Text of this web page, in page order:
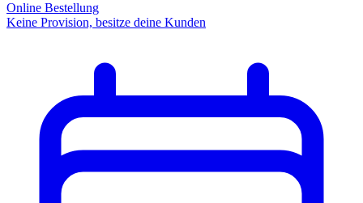
Online Bestellung
Keine Provision, besitze deine Kunden